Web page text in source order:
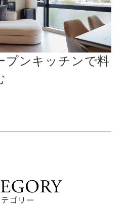
プンキッチンで料
ゴリー